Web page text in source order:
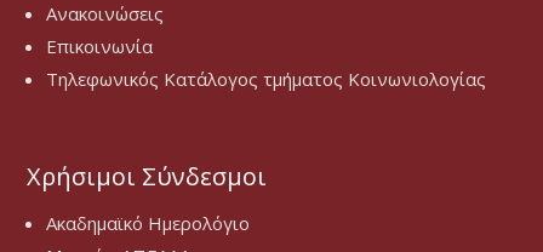
Ανακοινώσεις
Επικοινωνία
Τηλεφωνικός Κατάλογος τμήματος Κοινωνιολογίας
Χρήσιμοι Σύνδεσμοι
Ακαδημαϊκό Ημερολόγιο